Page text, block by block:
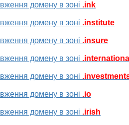
домену в зоні .ink
домену в зоні .institute
домену в зоні .insure
домену в зоні
домену в зоні
домену в зоні .io
домену в зоні .irish